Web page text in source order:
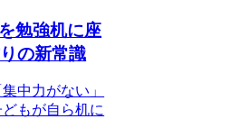
勉強机に座
の新常識
中力がない」
もが自ら机に